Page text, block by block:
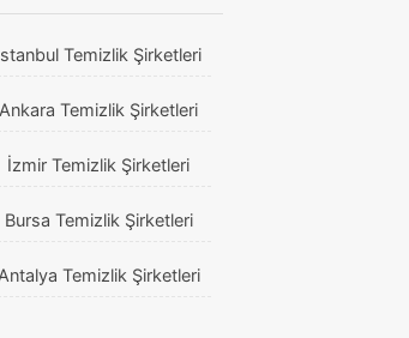
Temizlik Şirketleri
Ankara Temizlik Şirketleri
İzmir Temizlik Şirketleri
Bursa Temizlik Şirketleri
Temizlik Şirketleri